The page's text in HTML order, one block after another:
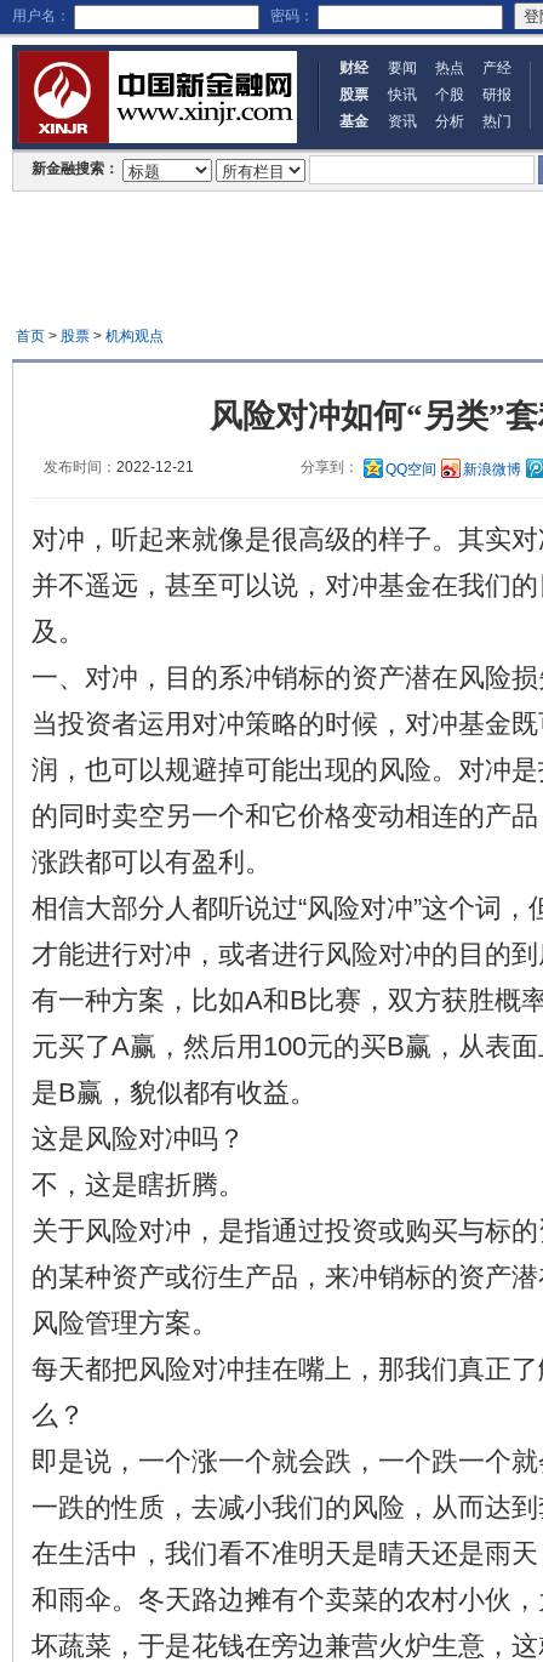
用户名： 密码：
财经 要闻 热点
产经
股票
快讯 个股
研报
基金
资讯 分析 热门
新金融搜索：
首页> 股票> 机构观点
风险对冲如何“另类”
发布时间： 2022-12-21 分享到： QQ空间 新浪微博
对冲，听起来就像是很高级的样子。其实
并不遥远，甚至可以说，对冲基金在我们
及。
一、对冲，目的系冲销标的资产潜在风险
当投资者运用对冲策略的时候，对冲基金
润，也可以规避掉可能出现的风险。对冲
的同时卖空另一个和它价格变动相连的产
涨跌都可以有盈利。
相信大部分人都听说过“风险对冲”这个词
才能进行对冲，或者进行风险对冲的目的
有一种方案，比如A和B比赛，双方获胜概
元买了A赢，然后用100元的买B赢，从表
是B赢，貌似都有收益。
这是风险对冲吗？
不，这是瞎折腾。
关于风险对冲，是指通过投资或购买与标
的某种资产或衍生产品，来冲销标的资产
风险管理方案。
每天都把风险对冲挂在嘴上，那我们真正
么？
即是说，一个涨一个就会跌，一个跌一个
一跌的性质，去减小我们的风险，从而达
在生活中，我们看不准明天是晴天还是雨
和雨伞。冬天路边摊有个卖菜的农村小伙
坏蔬菜，于是花钱在旁边兼营火炉生意，